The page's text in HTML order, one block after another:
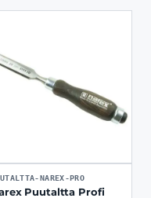
NAREX-PRO
Puutaltta Profi